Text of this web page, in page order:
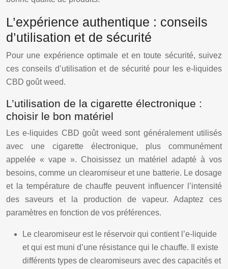
L’expérience authentique : conseils
d’utilisation et de sécurité
Pour une expérience optimale et en toute sécurité, suivez
ces conseils d’utilisation et de sécurité pour les e-liquides
CBD goût weed.
L’utilisation de la cigarette électronique :
choisir le bon matériel
Les e-liquides CBD goût weed sont généralement utilisés
avec une cigarette électronique, plus communément
appelée « vape ». Choisissez un matériel adapté à vos
besoins, comme un clearomiseur et une batterie. Le dosage
et la température de chauffe peuvent influencer l’intensité
des saveurs et la production de vapeur. Adaptez ces
paramètres en fonction de vos préférences.
Le clearomiseur est le réservoir qui contient l’e-liquide
et qui est muni d’une résistance qui le chauffe. Il existe
différents types de clearomiseurs avec des capacités et